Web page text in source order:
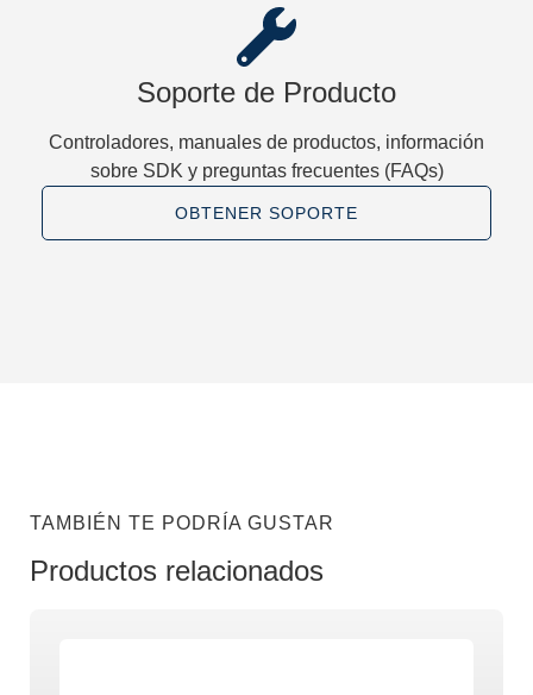
Soporte de Producto
Controladores, manuales de productos, información
sobre SDK y preguntas frecuentes (FAQs)
OBTENER SOPORTE
TAMBIÉN TE PODRÍA GUSTAR
Productos relacionados